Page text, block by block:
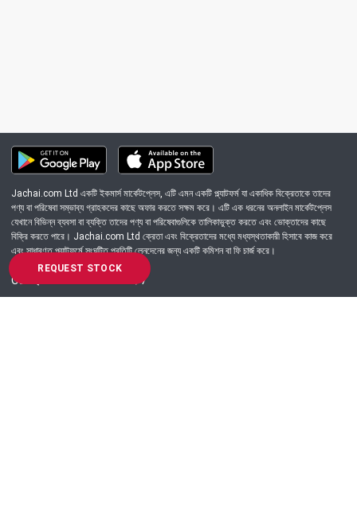
REQUEST STOCK
Jachai.com Ltd একটি ইকমার্স মার্কেটপ্লেস, এটি এমন একটি প্ল্যাটফর্ম যা একাধিক বিক্রেতাকে তাদের
পণ্য বা পরিষেবা সম্ভাব্য গ্রাহকদের কাছে অফার করতে সক্ষম করে। এটি এক ধরনের অনলাইন মার্কেটপ্লেস
যেখানে বিভিন্ন ব্যবসা বা ব্যক্তি তাদের পণ্য বা পরিষেবাগুলিকে তালিকাভুক্ত করতে এবং ভোক্তাদের কাছে
বিক্রি করতে পারে। Jachai.com Ltd ক্রেতা এবং বিক্রেতাদের মধ্যে মধ্যস্থতাকারী হিসাবে কাজ করে
এবং সাধারণত প্ল্যাটফর্মে সংঘটিত প্রতিটি লেনদেনের জন্য একটি কমিশন বা ফি চার্জ করে।
Got Question? Call us 24/7